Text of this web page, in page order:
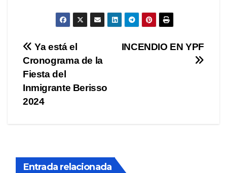
Navegación
de
entradas
INCENDIO EN YPF
Ya está el
Cronograma de la
Fiesta del
Inmigrante Berisso
2024
Entrada relacionada